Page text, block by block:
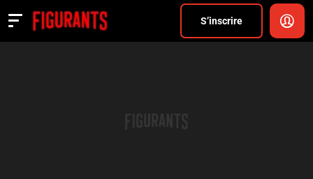
S’inscrire
Actualités